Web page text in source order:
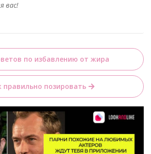
вас!
по избавлению от жира
правильно позировать